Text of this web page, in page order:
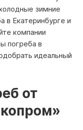
зимние
в Екатеринбурге и
компании
погреба в
идеальный
от